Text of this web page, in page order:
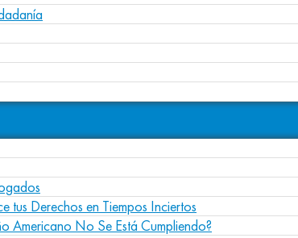
tus Derechos en Tiempos Inciertos
Americano No Se Está Cumpliendo?